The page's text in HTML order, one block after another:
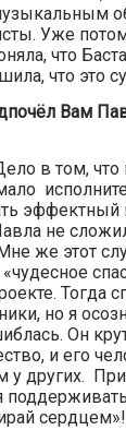
Уже
что
что это
Вам
в том, что
эффектный
не
же этот
Тогда
но я
Он
и его
у других.
сердцем»!